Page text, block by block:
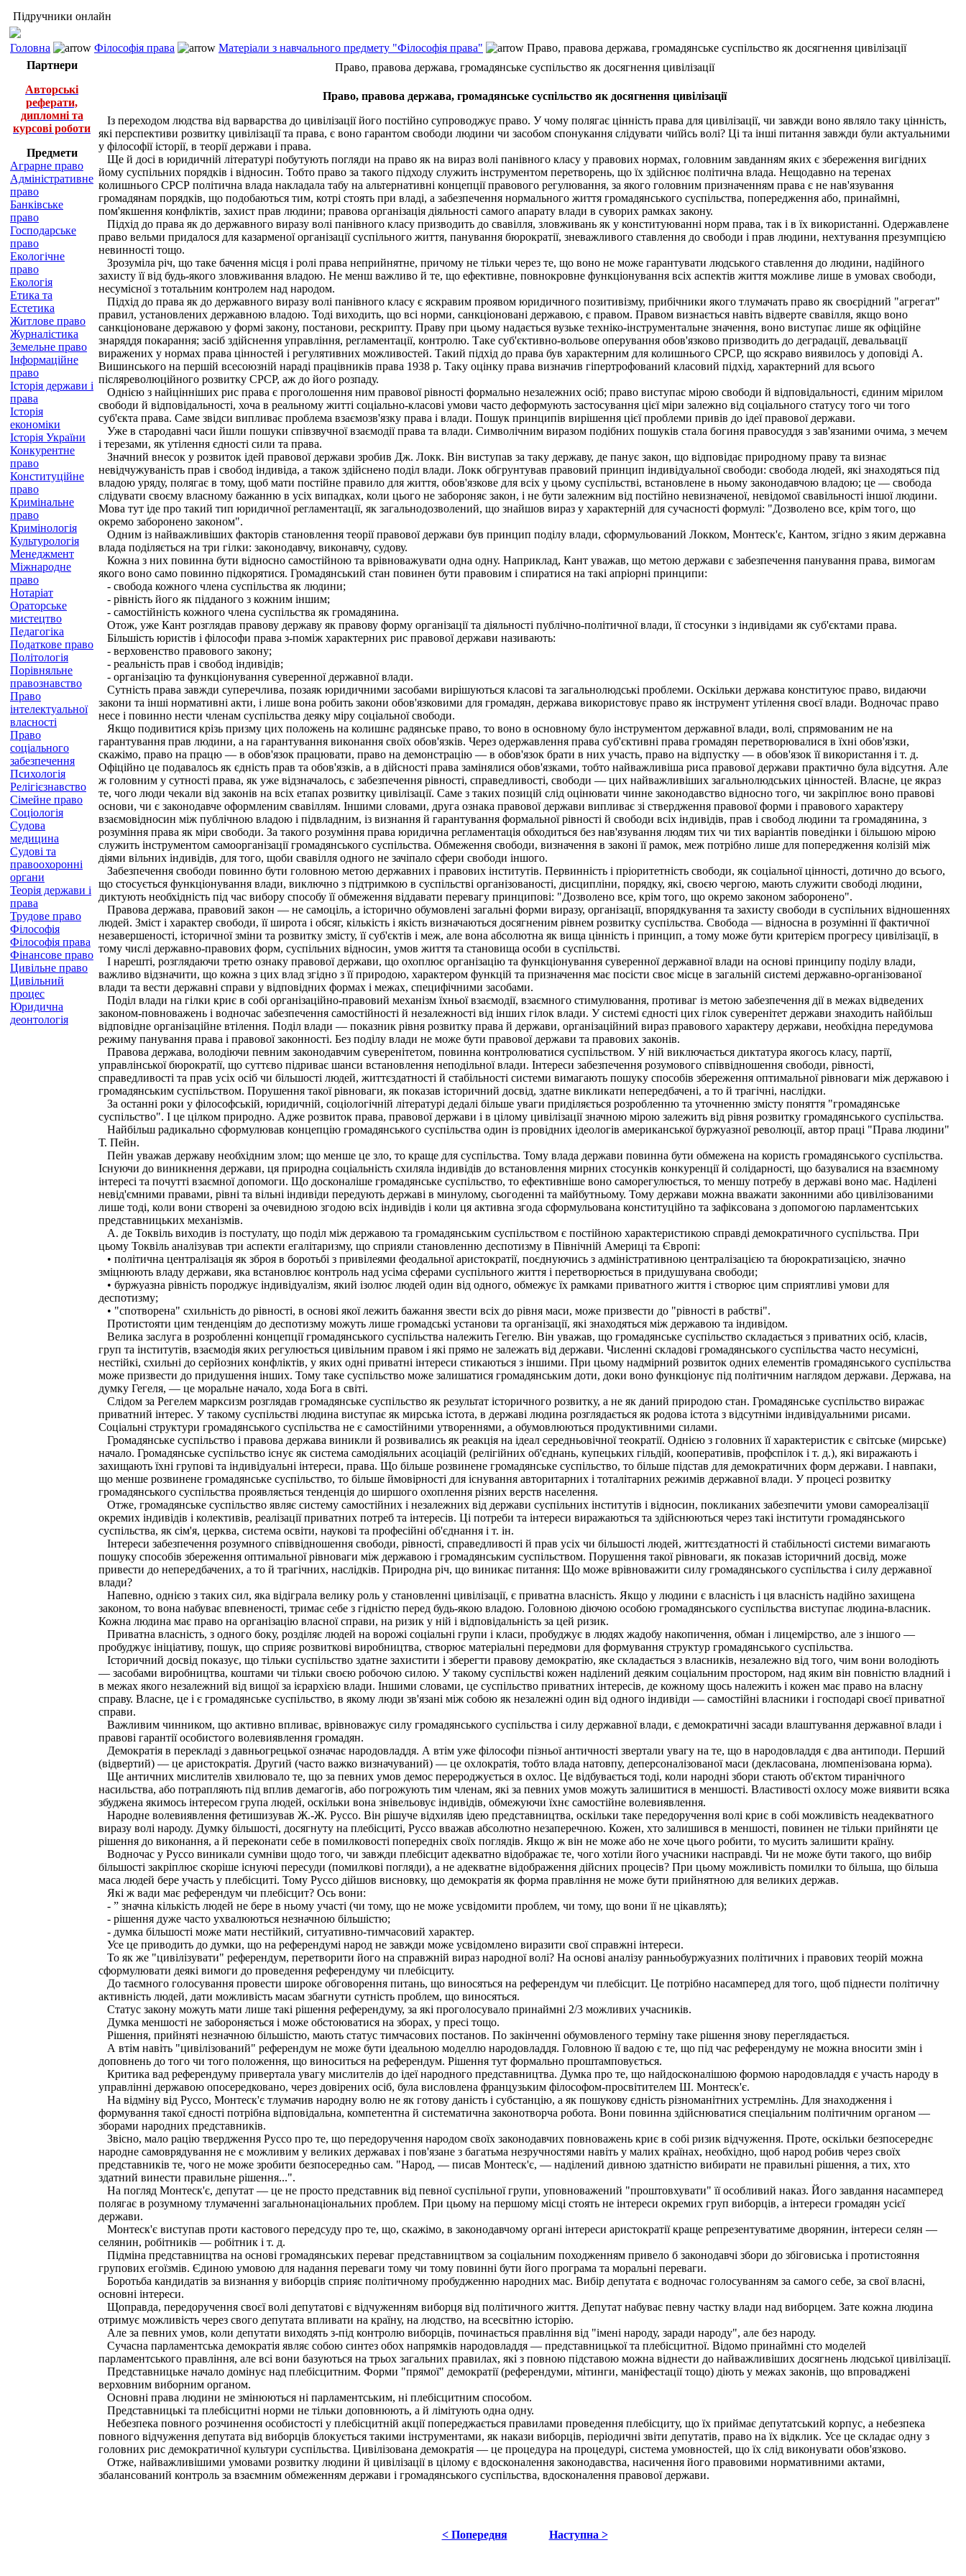
Підручники онлайн
Головна Філософія права Матеріали з навчального предмету "Філософія права"
Право, правова держава, громадянське суспільство як досягнення цивілізації
Партнери
Авторські
реферати,
дипломні та
курсові роботи
Предмети
Аграрне право
Адміністративне
право
Банківське
право
Господарське
право
Екологічне
право
Екологія
Етика та
Естетика
Житлове право
Журналістика
Земельне право
Інформаційне
право
Історія держави і
права
Історія
економіки
Історія України
Конкурентне
право
Конституційне
право
Кримінальне
право
Кримінологія
Культурологія
Менеджмент
Міжнародне
право
Нотаріат
Ораторське
мистецтво
Педагогіка
Податкове право
Політологія
Порівняльне
правознавство
Право
інтелектуальної
власності
Право
соціального
забезпечення
Психологія
Релігієзнавство
Сімейне право
Соціологія
Судова
медицина
Судові та
правоохоронні
органи
Теорія держави і
права
Трудове право
Філософія
Філософія права
Фінансове право
Цивільне право
Цивільний
процес
Юридична
деонтологія
Право, правова держава, громадянське суспільство як досягнення цивілізації
Право, правова держава, громадянське суспільство як досягнення цивілізації
Із переходом людства від варварства до цивілізації його постійно супроводжує право. У чому полягає цінність права для цивілізації, чи завжди воно являло таку цінність,
які перспективи розвитку цивілізації та права, є воно гарантом свободи людини чи засобом спонукання слідувати чиїйсь волі? Ці та інші питання завжди були актуальними
у філософії історії, в теорії держави і права.
Ще й досі в юридичній літературі побутують погляди на право як на вираз волі панівного класу у правових нормах, головним завданням яких є збереження вигідних
йому суспільних порядків і відносин. Тобто право за такого підходу служить інструментом перетворень, що їх здійснює політична влада. Нещодавно на теренах
колишнього СРСР політична влада накладала табу на альтернативні концепції правового регулювання, за якого головним призначенням права є не нав'язування
громадянам порядків, що подобаються тим, котрі стоять при владі, а забезпечення нормального життя громадянського суспільства, попередження або, принаймні,
пом'якшення конфліктів, захист прав людини; правова організація діяльності самого апарату влади в суворих рамках закону.
Підхід до права як до державного виразу волі панівного класу призводить до свавілля, зловживань як у конституюванні норм права, так і в їх використанні. Одержавлене
право вельми придалося для казарменої організації суспільного життя, панування бюрократії, зневажливого ставлення до свободи і прав людини, нехтування презумпцією
невинності тощо.
Зрозуміла річ, що таке бачення місця і ролі права неприйнятне, причому не тільки через те, що воно не може гарантувати людського ставлення до людини, надійного
захисту її від будь-якого зловживання владою. Не менш важливо й те, що ефективне, повнокровне функціонування всіх аспектів життя можливе лише в умовах свободи,
несумісної з тотальним контролем над народом.
Підхід до права як до державного виразу волі панівного класу є яскравим проявом юридичного позитивізму, прибічники якого тлумачать право як своєрідний "агрегат"
правил, установлених державною владою. Тоді виходить, що всі норми, санкціоновані державою, є правом. Правом визнається навіть відверте свавілля, якщо воно
санкціоноване державою у формі закону, постанови, рескрипту. Праву при цьому надається вузьке техніко-інструментальне значення, воно виступає лише як офіційне
знаряддя покарання; засіб здійснення управління, регламентації, контролю. Таке суб'єктивно-вольове оперування обов'язково призводить до деградації, девальвації
виражених у нормах права цінностей і регулятивних можливостей. Такий підхід до права був характерним для колишнього СРСР, що яскраво виявилось у доповіді А.
Вишинського на першій всесоюзній нараді працівників права 1938 р. Таку оцінку права визначив гіпертрофований класовий підхід, характерний для всього
післяреволюційного розвитку СРСР, аж до його розпаду.
Однією з найцінніших рис права є проголошення ним правової рівності формально незалежних осіб; право виступає мірою свободи й відповідальності, єдиним мірилом
свободи й відповідальності, хоча в реальному житті соціально-класові умови часто деформують застосування цієї міри залежно від соціального статусу того чи того
суб'єкта права. Саме звідси випливає проблема взаємозв'язку права і влади. Пошук принципів вирішення цієї проблеми привів до ідеї правової держави.
Уже в стародавні часи йшли пошуки співзвучної взаємодії права та влади. Символічним виразом подібних пошуків стала богиня правосуддя з зав'язаними очима, з мечем
і терезами, як утілення єдності сили та права.
Значний внесок у розвиток ідей правової держави зробив Дж. Локк. Він виступав за таку державу, де панує закон, що відповідає природному праву та визнає
невідчужуваність прав і свобод індивіда, а також здійснено поділ влади. Локк обгрунтував правовий принцип індивідуальної свободи: свобода людей, які знаходяться під
владою уряду, полягає в тому, щоб мати постійне правило для життя, обов'язкове для всіх у цьому суспільстві, встановлене в ньому законодавчою владою; це — свобода
слідувати своєму власному бажанню в усіх випадках, коли цього не забороняє закон, і не бути залежним від постійно невизначеної, невідомої свавільності іншої людини.
Мова тут іде про такий тип юридичної регламентації, як загальнодозволений, що знайшов вираз у характерній для сучасності формулі: "Дозволено все, крім того, що
окремо заборонено законом".
Одним із найважливіших факторів становлення теорії правової держави був принцип поділу влади, сформульований Локком, Монтеск'є, Кантом, згідно з яким державна
влада поділяється на три гілки: законодавчу, виконавчу, судову.
Кожна з них повинна бути відносно самостійною та врівноважувати одна одну. Наприклад, Кант уважав, що метою держави є забезпечення панування права, вимогам
якого воно само повинно підкорятися. Громадянський стан повинен бути правовим і спиратися на такі апріорні принципи:
- свобода кожного члена суспільства як людини;
- рівність його як підданого з кожним іншим;
- самостійність кожного члена суспільства як громадянина.
Отож, уже Кант розглядав правову державу як правову форму організації та діяльності публічно-політичної влади, її стосунки з індивідами як суб'єктами права.
Більшість юристів і філософи права з-поміж характерних рис правової держави називають:
- верховенство правового закону;
- реальність прав і свобод індивідів;
- організацію та функціонування суверенної державної влади.
Сутність права завжди суперечлива, позаяк юридичними засобами вирішуються класові та загальнолюдські проблеми. Оскільки держава конституює право, видаючи
закони та інші нормативні акти, і лише вона робить закони обов'язковими для громадян, держава використовує право як інструмент утілення своєї влади. Водночас право
несе і повинно нести членам суспільства деяку міру соціальної свободи.
Якщо подивитися крізь призму цих положень на колишнє радянське право, то воно в основному було інструментом державної влади, волі, спрямованим не на
гарантування прав людини, а на гарантування виконання своїх обов'язків. Через одержавлення права суб'єктивні права громадян перетворювалися в їхні обов'язки,
скажімо, право на працю — в обов'язок працювати, право на демонстрацію — в обов'язок брати в них участь, право на відпустку — в обов'язок її використання і т. д.
Офіційно це подавалось як єдність прав та обов'язків, а в дійсності права замінялися обов'язками, тобто найважливіша риса правової держави практично була відсутня. Але
ж головним у сутності права, як уже відзначалось, є забезпечення рівності, справедливості, свободи — цих найважливіших загальнолюдських цінностей. Власне, це якраз
те, чого люди чекали від законів на всіх етапах розвитку цивілізації. Саме з таких позицій слід оцінювати чинне законодавство відносно того, чи закріплює воно правові
основи, чи є законодавче оформленим свавіллям. Іншими словами, друга ознака правової держави випливає зі ствердження правової форми і правового характеру
взаємовідносин між публічною владою і підвладним, із визнання й гарантування формальної рівності й свободи всіх індивідів, прав і свобод людини та громадянина, з
розуміння права як міри свободи. За такого розуміння права юридична регламентація обходиться без нав'язування людям тих чи тих варіантів поведінки і більшою мірою
служить інструментом самоорганізації громадянського суспільства. Обмеження свободи, визначення в законі її рамок, меж потрібно лише для попередження колізій між
діями вільних індивідів, для того, щоби свавілля одного не зачіпало сфери свободи іншого.
Забезпечення свободи повинно бути головною метою державних і правових інститутів. Первинність і пріоритетність свободи, як соціальної цінності, дотично до всього,
що стосується функціонування влади, виключно з підтримкою в суспільстві організованості, дисципліни, порядку, які, своєю чергою, мають служити свободі людини,
диктують необхідність під час вибору способу її обмеження віддавати перевагу принципові: "Дозволено все, крім того, що окремо законом заборонено".
Правова держава, правовий закон — не самоціль, а історично обумовлені загальні форми виразу, організації, впорядкування та захисту свободи в суспільних відношеннях
людей. Зміст і характер свободи, її широта і обсяг, кількість і якість визначаються досягненим рівнем розвитку суспільства. Свобода — відносна в розумінні її фактичної
незавершеності, історичної зміни та розвитку змісту, її суб'єктів і меж, але вона абсолютна як вища цінність і принцип, а тому може бути критерієм прогресу цивілізації, в
тому числі державно-правових форм, суспільних відносин, умов життя та становища особи в суспільстві.
І нарешті, розглядаючи третю ознаку правової держави, що охоплює організацію та функціонування суверенної державної влади на основі принципу поділу влади,
важливо відзначити, що кожна з цих влад згідно з її природою, характером функцій та призначення має посісти своє місце в загальній системі державно-організованої
влади та вести державні справи у відповідних формах і межах, специфічними засобами.
Поділ влади на гілки криє в собі організаційно-правовий механізм їхньої взаємодії, взаємного стимулювання, противаг із метою забезпечення дії в межах відведених
законом-повноважень і водночас забезпечення самостійності й незалежності від інших гілок влади. У системі єдності цих гілок суверенітет держави знаходить найбільш
відповідне організаційне втілення. Поділ влади — показник рівня розвитку права й держави, організаційний вираз правового характеру держави, необхідна передумова
режиму панування права і правової законності. Без поділу влади не може бути правової держави та правових законів.
Правова держава, володіючи певним законодавчим суверенітетом, повинна контролюватися суспільством. У ній виключається диктатура якогось класу, партії,
управлінської бюрократії, що суттєво підриває шанси встановлення неподільної влади. Інтереси забезпечення розумового співвідношення свободи, рівності,
справедливості та прав усіх осіб чи більшості людей, життєздатності й стабільності системи вимагають пошуку способів збереження оптимальної рівноваги між державою і
громадянським суспільством. Порушення такої рівноваги, як показав історичний досвід, здатне викликати непередбачені, а то й трагічні, наслідки.
За останні роки у філософській, юридичній, соціологічній літературі дедалі більше уваги приділяється розробленню та уточненню змісту поняття "громадянське
суспільство". І це цілком природно. Адже розвиток права, правової держави і в цілому цивілізації значною мірою залежить від рівня розвитку громадянського суспільства.
Найбільш радикально сформулював концепцію громадянського суспільства один із провідних ідеологів американської буржуазної революції, автор праці "Права людини"
Т. Пейн.
Пейн уважав державу необхідним злом; що менше це зло, то краще для суспільства. Тому влада держави повинна бути обмежена на користь громадянського суспільства.
Існуючи до виникнення держави, ця природна соціальність схиляла індивідів до встановлення мирних стосунків конкуренції й солідарності, що базувалися на взаємному
інтересі та почутті взаємної допомоги. Що досконаліше громадянське суспільство, то ефективніше воно саморегулюється, то меншу потребу в державі воно має. Наділені
невід'ємними правами, рівні та вільні індивіди передують державі в минулому, сьогоденні та майбутньому. Тому держави можна вважати законними або цивілізованими
лише тоді, коли вони створені за очевидною згодою всіх індивідів і коли ця активна згода сформульована конституційно та зафіксована з допомогою парламентських
представницьких механізмів.
А. де Токвіль виходив із постулату, що поділ між державою та громадянським суспільством є постійною характеристикою справді демократичного суспільства. При
цьому Токвіль аналізував три аспекти егалітаризму, що сприяли становленню деспотизму в Північній Америці та Європі:
• політична централізація як зброя в боротьбі з привілеями феодальної аристократії, поєднуючись з адміністративною централізацією та бюрократизацією, значно
зміцнюють владу держави, яка встановлює контроль над усіма сферами суспільного життя і перетворюється в придушувана свободи;
• буржуазна рівність породжує індивідуалізм, який ізолює людей один від одного, обмежує їх рамками приватного життя і створює цим сприятливі умови для
деспотизму;
• "спотворена" схильність до рівності, в основі якої лежить бажання звести всіх до рівня маси, може призвести до "рівності в рабстві".
Протистояти цим тенденціям до деспотизму можуть лише громадські установи та організації, які знаходяться між державою та індивідом.
Велика заслуга в розробленні концепції громадянського суспільства належить Гегелю. Він уважав, що громадянське суспільство складається з приватних осіб, класів,
груп та інститутів, взаємодія яких регулюється цивільним правом і які прямо не залежать від держави. Численні складові громадянського суспільства часто несумісні,
нестійкі, схильні до серйозних конфліктів, у яких одні приватні інтереси стикаються з іншими. При цьому надмірний розвиток одних елементів громадянського суспільства
може призвести до придушення інших. Тому таке суспільство може залишатися громадянським доти, доки воно функціонує під політичним наглядом держави. Держава, на
думку Гегеля, — це моральне начало, хода Бога в світі.
Слідом за Регелем марксизм розглядав громадянське суспільство як результат історичного розвитку, а не як даний природою стан. Громадянське суспільство виражає
приватний інтерес. У такому суспільстві людина виступає як мирська істота, в державі людина розглядається як родова істота з відсутніми індивідуальними рисами.
Соціальні структури громадянського суспільства не є самостійними утвореннями, а обумовлюються продуктивними силами.
Громадянське суспільство і правова держава виникли й розвивались як реакція на ідеал середньовічної теократії. Однією з головних її характеристик є світське (мирське)
начало. Громадянське суспільство існує як система самодіяльних асоціацій (релігійних об'єднань, купецьких гільдій, кооперативів, профспілок і т. д.), які виражають і
захищають їхні групові та індивідуальні інтереси, права. Що більше розвинене громадянське суспільство, то більше підстав для демократичних форм держави. І навпаки,
що менше розвинене громадянське суспільство, то більше ймовірності для існування авторитарних і тоталітарних режимів державної влади. У процесі розвитку
громадянського суспільства проявляється тенденція до ширшого охоплення різних верств населення.
Отже, громадянське суспільство являє систему самостійних і незалежних від держави суспільних інститутів і відносин, покликаних забезпечити умови самореалізації
окремих індивідів і колективів, реалізації приватних потреб та інтересів. Ці потреби та інтереси виражаються та здійснюються через такі інститути громадянського
суспільства, як сім'я, церква, система освіти, наукові та професійні об'єднання і т. ін.
Інтереси забезпечення розумного співвідношення свободи, рівності, справедливості й прав усіх чи більшості людей, життєздатності й стабільності системи вимагають
пошуку способів збереження оптимальної рівноваги між державою і громадянським суспільством. Порушення такої рівноваги, як показав історичний досвід, може
привести до непередбачених, а то й трагічних, наслідків. Природна річ, що виникає питання: Що може врівноважити силу громадянського суспільства і силу державної
влади?
Напевно, однією з таких сил, яка відіграла велику роль у становленні цивілізації, є приватна власність. Якщо у людини є власність і ця власність надійно захищена
законом, то вона набуває впевненості, тримає себе з гідністю перед будь-якою владою. Головною діючою особою громадянського суспільства виступає людина-власник.
Кожна людина має право на організацію власної справи, на ризик у ній і відповідальність за цей ризик.
Приватна власність, з одного боку, розділяє людей на ворожі соціальні групи і класи, пробуджує в людях жадобу накопичення, обман і лицемірство, але з іншого —
пробуджує ініціативу, пошук, що сприяє розвиткові виробництва, створює матеріальні передмови для формування структур громадянського суспільства.
Історичний досвід показує, що тільки суспільство здатне захистити і зберегти правову демократію, яке складається з власників, незалежно від того, чим вони володіють
— засобами виробництва, коштами чи тільки своєю робочою силою. У такому суспільстві кожен наділений деяким соціальним простором, над яким він повністю владний і
в межах якого незалежний від вищої за ієрархією влади. Іншими словами, це суспільство приватних інтересів, де кожному щось належить і кожен має право на власну
справу. Власне, це і є громадянське суспільство, в якому люди зв'язані між собою як незалежні один від одного індивіди — самостійні власники і господарі своєї приватної
справи.
Важливим чинником, що активно впливає, врівноважує силу громадянського суспільства і силу державної влади, є демократичні засади влаштування державної влади і
правові гарантії особистого волевиявлення громадян.
Демократія в перекладі з давньогрецької означає народовладдя. А втім уже філософи пізньої античності звертали увагу на те, що в народовладдя є два антиподи. Перший
(відвертий) — це аристократія. Другий (часто важко визначуваний) — це охлократія, тобто влада натовпу, деперсоналізованої маси (декласована, люмпенізована юрма).
Ще античних мислителів хвилювало те, що за певних умов демос перероджується в охлос. Це відбувається тоді, коли народні збори стають об'єктом тиранічного
насильства, або потрапляють під вплив демагогів, або погрожують тим членам, які за певних умов можуть залишитися в меншості. Властивості охлосу може виявити всяка
збуджена якимось інтересом група людей, оскільки вона знівельовує індивідів, обмежуючи їхнє самостійне волевиявлення.
Народне волевиявлення фетишизував Ж.-Ж. Руссо. Він рішуче відхиляв ідею представництва, оскільки таке передоручення волі криє в собі можливість неадекватного
виразу волі народу. Думку більшості, досягнуту на плебісциті, Руссо вважав абсолютно незаперечною. Кожен, хто залишився в меншості, повинен не тільки прийняти це
рішення до виконання, а й переконати себе в помилковості попередніх своїх поглядів. Якщо ж він не може або не хоче цього робити, то мусить залишити країну.
Водночас у Руссо виникали сумніви щодо того, чи завжди плебісцит адекватно відображає те, чого хотіли його учасники насправді. Чи не може бути такого, що вибір
більшості закріплює скоріше існуючі пересуди (помилкові погляди), а не адекватне відображення дійсних процесів? При цьому можливість помилки то більша, що більша
маса людей бере участь у плебісциті. Тому Руссо дійшов висновку, що демократія як форма правління не може бути прийнятною для великих держав.
Які ж вади має референдум чи плебісцит? Ось вони:
- ” значна кількість людей не бере в ньому участі (чи тому, що не може усвідомити проблем, чи тому, що вони її не цікавлять);
- рішення дуже часто ухвалюються незначною більшістю;
- думка більшості може мати нестійкий, ситуативно-тимчасовий характер.
Усе це приводить до думки, що на референдумі народ не завжди може усвідомлено виразити свої справжні інтереси.
То як же "цивілізувати" референдум, перетворити його на справжній вираз народної волі? На основі аналізу ранньобуржуазних політичних і правових теорій можна
сформулювати деякі вимоги до проведення референдуму чи плебісциту.
До таємного голосування провести широке обговорення питань, що виносяться на референдум чи плебісцит. Це потрібно насамперед для того, щоб піднести політичну
активність людей, дати можливість масам збагнути сутність проблем, що виносяться.
Статус закону можуть мати лише такі рішення референдуму, за які проголосувало принаймні 2/3 можливих учасників.
Думка меншості не забороняється і може обстоюватися на зборах, у пресі тощо.
Рішення, прийняті незначною більшістю, мають статус тимчасових постанов. По закінченні обумовленого терміну таке рішення знову переглядається.
А втім навіть "цивілізований" референдум не може бути ідеальною моделлю народовладдя. Головною її вадою є те, що під час референдуму не можна вносити змін і
доповнень до того чи того положення, що виноситься на референдум. Рішення тут формально проштамповується.
Критика вад референдуму привертала увагу мислителів до ідеї народного представництва. Думка про те, що найдосконалішою формою народовладдя є участь народу в
управлінні державою опосередковано, через довірених осіб, була висловлена французьким філософом-просвітителем Ш. Монтеск'є.
На відміну від Руссо, Монтеск'є тлумачив народну волю не як готову даність і субстанцію, а як пошукову єдність різноманітних устремлінь. Для знаходження і
формування такої єдності потрібна відповідальна, компетентна й систематична законотворча робота. Вони повинна здійснюватися спеціальним політичним органом —
зборами народних представників.
Звісно, мало рацію твердження Руссо про те, що передоручення народом своїх законодавчих повноважень криє в собі ризик відчуження. Проте, оскільки безпосереднє
народне самоврядування не є можливим у великих державах і пов'язане з багатьма незручностями навіть у малих країнах, необхідно, щоб народ робив через своїх
представників те, чого не може зробити безпосередньо сам. "Народ, — писав Монтеск'є, — наділений дивною здатністю вибирати не правильні рішення, а тих, хто
здатний винести правильне рішення...".
На погляд Монтеск'є, депутат — це не просто представник від певної суспільної групи, уповноважений "проштовхувати" її особливий наказ. Його завдання насамперед
полягає в розумному тлумаченні загальнонаціональних проблем. При цьому на першому місці стоять не інтереси окремих груп виборців, а інтереси громадян усієї
держави.
Монтеск'є виступав проти кастового передсуду про те, що, скажімо, в законодавчому органі інтереси аристократії краще репрезентуватиме дворянин, інтереси селян —
селянин, робітників — робітник і т. д.
Підміна представництва на основі громадянських переваг представництвом за соціальним походженням привело б законодавчі збори до збіговиська і протистояння
групових егоїзмів. Єдиною умовою для надання переваги тому чи тому повинні бути його програма та моральні переваги.
Боротьба кандидатів за визнання у виборців сприяє політичному пробудженню народних мас. Вибір депутата є водночас голосуванням за самого себе, за свої власні,
основні інтереси.
Щоправда, передоручення своєї волі депутатові є відчуженням виборця від політичного життя. Депутат набуває певну частку влади над виборцем. Зате кожна людина
отримує можливість через свого депутата впливати на країну, на людство, на всесвітню історію.
Але за певних умов, коли депутати виходять з-під контролю виборців, починається правління від "імені народу, заради народу", але без народу.
Сучасна парламентська демократія являє собою синтез обох напрямків народовладдя — представницької та плебісцитної. Відомо принаймні сто моделей
парламентського правління, але всі вони базуються на трьох загальних правилах, які з повною підставою можна віднести до найважливіших досягнень людської цивілізації.
Представницьке начало домінує над плебісцитним. Форми "прямої" демократії (референдуми, мітинги, маніфестації тощо) діють у межах законів, що впроваджені
верховним виборним органом.
Основні права людини не змінюються ні парламентським, ні плебісцитним способом.
Представницькі та плебісцитні норми не тільки доповнюють, а й лімітують одна одну.
Небезпека повного розчинення особистості у плебісцитній акції попереджається правилами проведення плебісциту, що їх приймає депутатський корпус, а небезпека
повного відчуження депутата від виборців блокується такими інструментами, як накази виборців, періодичні звіти депутатів, право на їх відклик. Усе це складає одну з
головних рис демократичної культури суспільства. Цивілізована демократія — це процедура на процедурі, система умовностей, що їх слід виконувати обов'язково.
Отже, найважливішими умовами розвитку людини й цивілізації в цілому є вдосконалення законодавства, насичення його правовими нормативними актами,
збалансований контроль за взаємним обмеженням держави і громадянського суспільства, вдосконалення правової держави.
< Попередня Наступна >